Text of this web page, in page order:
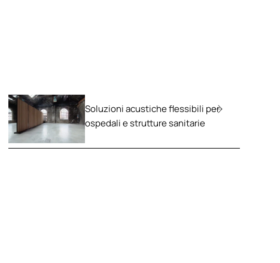
Soluzioni acustiche flessibili per
ospedali e strutture sanitarie